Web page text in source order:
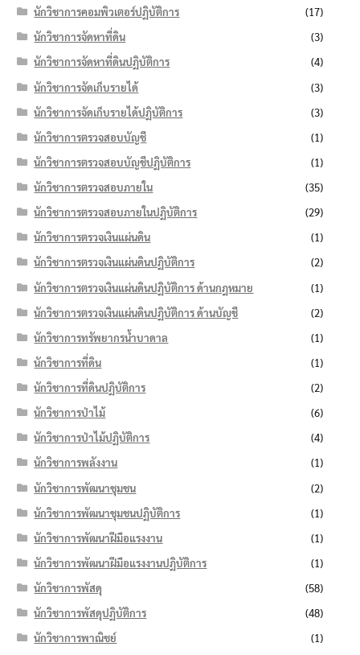
นักวิชาการคอมพิวเตอร์ปฏิบัติการ
(17)
นักวิชาการจัดหาที่ดิน
(3)
นักวิชาการจัดหาที่ดินปฏิบัติการ
(4)
นักวิชาการจัดเก็บรายได้
(3)
นักวิชาการจัดเก็บรายได้ปฏิบัติการ
(3)
นักวิชาการตรวจสอบบัญชี
(1)
นักวิชาการตรวจสอบบัญชีปฏิบัติการ
(1)
นักวิชาการตรวจสอบภายใน
(35)
นักวิชาการตรวจสอบภายในปฏิบัติการ
(29)
นักวิชาการตรวจเงินแผ่นดิน
(1)
นักวิชาการตรวจเงินแผ่นดินปฏิบัติการ
(2)
นักวิชาการตรวจเงินแผ่นดินปฏิบัติการ ด้านกฎหมาย
(1)
นักวิชาการตรวจเงินแผ่นดินปฏิบัติการ ด้านบัญชี
(2)
นักวิชาการทรัพยากรน้ำบาดาล
(1)
นักวิชาการที่ดิน
(1)
นักวิชาการที่ดินปฏิบัติการ
(2)
นักวิชาการป่าไม้
(6)
นักวิชาการป่าไม้ปฏิบัติการ
(4)
นักวิชาการพลังงาน
(1)
นักวิชาการพัฒนาชุมชน
(2)
นักวิชาการพัฒนาชุมชนปฏิบัติการ
(1)
นักวิชาการพัฒนาฝีมือแรงงาน
(1)
นักวิชาการพัฒนาฝีมือแรงงานปฏิบัติการ
(1)
นักวิชาการพัสดุ
(58)
นักวิชาการพัสดุปฏิบัติการ
(48)
นักวิชาการพาณิชย์
(1)